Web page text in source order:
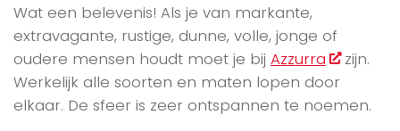
Wat een belevenis! Als je van markante,
extravagante, rustige, dunne, volle, jonge of
oudere mensen houdt moet je bij Azzurra
zijn.
Werkelijk alle soorten en maten lopen door
elkaar. De sfeer is zeer ontspannen te noemen.